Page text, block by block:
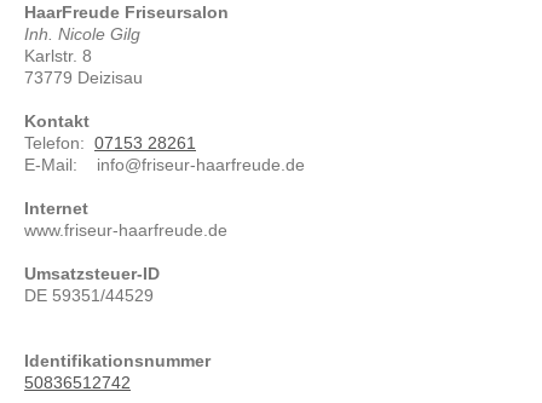
HaarFreude Friseursalon
Inh. Nicole Gilg
Karlstr. 8
73779 Deizisau
Kontakt
Telefon: 07153 28261
E-Mail: info@friseur-haarfreude.de
Internet
www.friseur-haarfreude.de
Umsatzsteuer-ID
DE 59351/44529
Identifikationsnummer
50836512742